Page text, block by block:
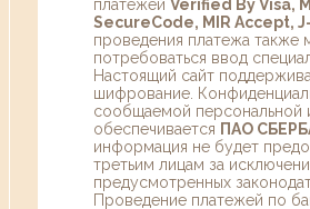
платежей Verified By Visa,
SecureCode, MIR Accept,
проведения платежа также
потребоваться ввод
Настоящий сайт
шифрование.
сообщаемой персональной
обеспечивается ПАО
информация не будет
третьим лицам за
предусмотренных
Проведение платежей по